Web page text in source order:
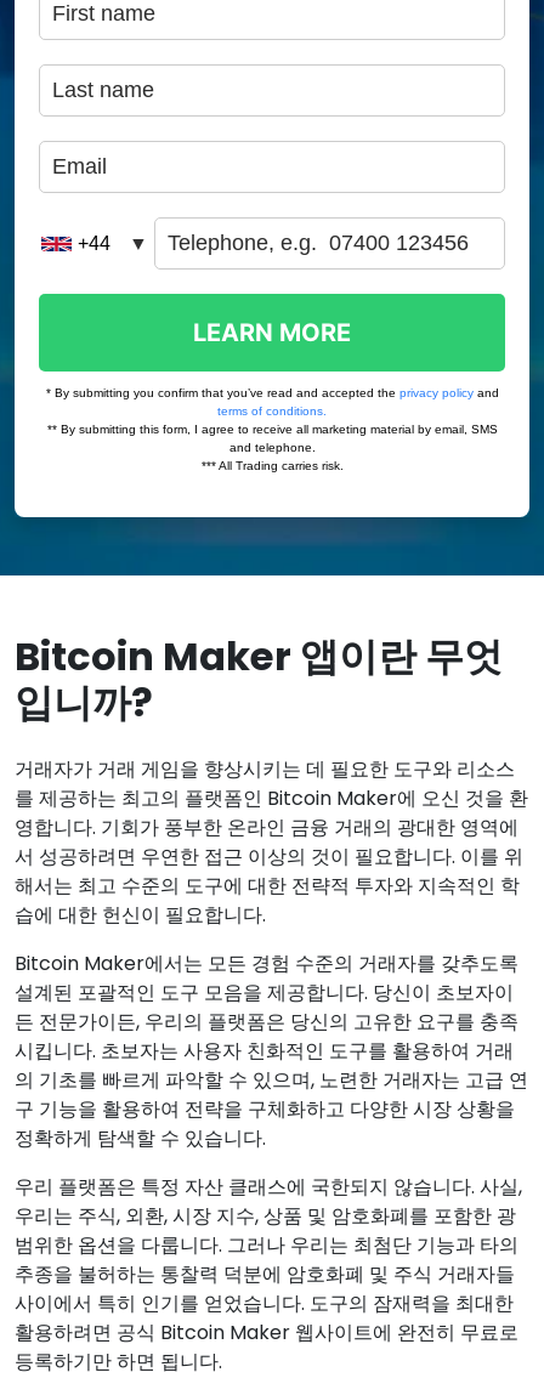
Bitcoin Maker 앱이란 무엇
입니까?
거래자가 거래 게임을 향상시키는 데 필요한 도구와 리소스
를 제공하는 최고의 플랫폼인 Bitcoin Maker에 오신 것을 환
영합니다. 기회가 풍부한 온라인 금융 거래의 광대한 영역에
서 성공하려면 우연한 접근 이상의 것이 필요합니다. 이를 위
해서는 최고 수준의 도구에 대한 전략적 투자와 지속적인 학
습에 대한 헌신이 필요합니다.
Bitcoin Maker에서는 모든 경험 수준의 거래자를 갖추도록
설계된 포괄적인 도구 모음을 제공합니다. 당신이 초보자이
든 전문가이든, 우리의 플랫폼은 당신의 고유한 요구를 충족
시킵니다. 초보자는 사용자 친화적인 도구를 활용하여 거래
의 기초를 빠르게 파악할 수 있으며, 노련한 거래자는 고급 연
구 기능을 활용하여 전략을 구체화하고 다양한 시장 상황을
정확하게 탐색할 수 있습니다.
우리 플랫폼은 특정 자산 클래스에 국한되지 않습니다. 사실,
우리는 주식, 외환, 시장 지수, 상품 및 암호화폐를 포함한 광
범위한 옵션을 다룹니다. 그러나 우리는 최첨단 기능과 타의
추종을 불허하는 통찰력 덕분에 암호화폐 및 주식 거래자들
사이에서 특히 인기를 얻었습니다. 도구의 잠재력을 최대한
활용하려면 공식 Bitcoin Maker 웹사이트에 완전히 무료로
등록하기만 하면 됩니다.